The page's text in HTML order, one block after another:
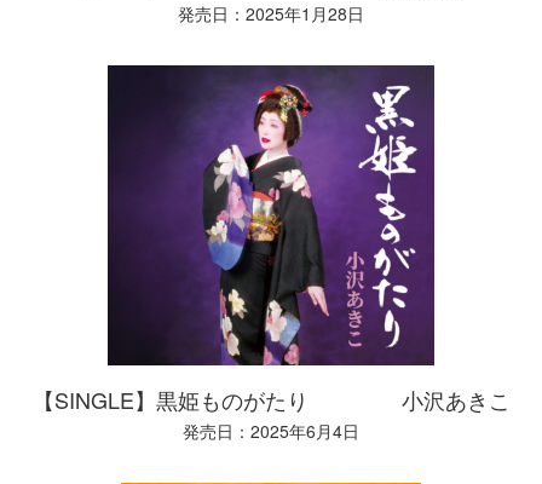
発売日：2025年1月28日
【SINGLE】黒姫ものがたり 小沢あきこ
発売日：2025年6月4日